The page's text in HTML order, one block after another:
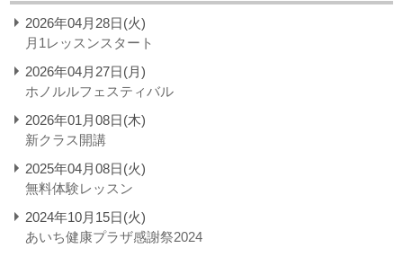
2026年04月28日(火)
月1レッスンスタート
2026年04月27日(月)
ホノルルフェスティバル
2026年01月08日(木)
新クラス開講
2025年04月08日(火)
無料体験レッスン
2024年10月15日(火)
あいち健康プラザ感謝祭2024